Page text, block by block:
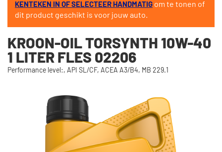
KENTEKEN IN OF SELECTEER HANDMATIG om te tonen of
dit product geschikt is voor jouw auto.
KROON-OIL TORSYNTH 10W-40
1 LITER FLES 02206
Performance level:, API SL/CF, ACEA A3/B4, MB 229.1